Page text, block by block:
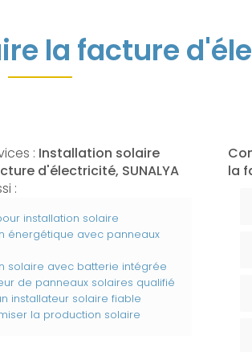
la facture
: Installation solaire
d'électricité, SUNALYA
:
installation solaire
énergétique avec panneaux
solaire avec batterie intégrée
de panneaux solaires qualifié
installateur solaire fiable
la production solaire
la